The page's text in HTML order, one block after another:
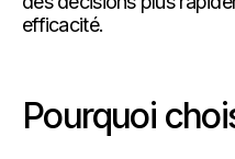
efficacité.
Pourquoi